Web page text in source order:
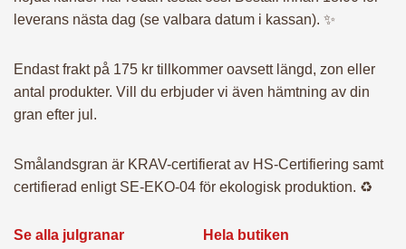
– Julmys
– Presentkort
– FTG-paket
– BRF-Paket
leverans nästa dag (se valbara datum i kassan). ✨
Endast frakt på 175 kr tillkommer oavsett längd, zon eller
antal produkter. Vill du erbjuder vi även hämtning av din
gran efter jul.
Smålandsgran är KRAV-certifierat av HS-Certifiering samt
certifierad enligt SE-EKO-04 för ekologisk produktion. ♻️
Se alla julgranar Hela butiken